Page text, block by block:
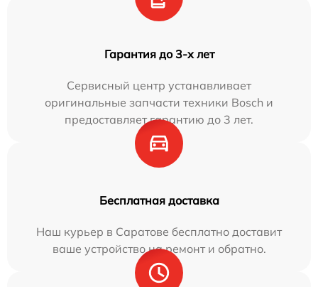
Гарантия до 3-х лет
Сервисный центр устанавливает
оригинальные запчасти техники Bosch и
предоставляет гарантию до 3 лет.
Бесплатная доставка
Наш курьер в Саратове бесплатно доставит
ваше устройство на ремонт и обратно.